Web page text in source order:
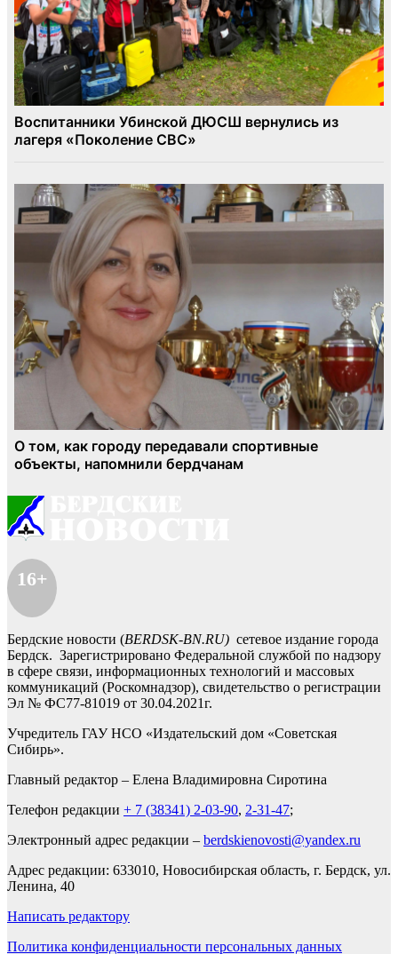
16+
Бердские новости (BERDSK-BN.RU) сетевое издание города
Бердск. Зарегистрировано Федеральной службой по надзору
в сфере связи, информационных технологий и массовых
коммуникаций (Роскомнадзор), свидетельство о регистрации
Эл № ФС77-81019 от 30.04.2021г.
Учредитель ГАУ НСО «Издательский дом «Советская
Сибирь».
Главный редактор – Елена Владимировна Сиротина
Телефон редакции + 7 (38341) 2-03-90, 2-31-47;
Электронный адрес редакции – berdskienovosti@yandex.ru
Адрес редакции: 633010, Новосибирская область, г. Бердск, ул.
Ленина, 40
Написать редактору
Политика конфиденциальности персональных данных